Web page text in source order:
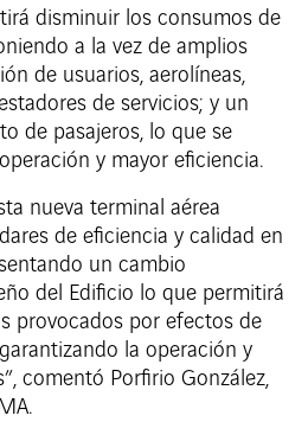
disminuir los consumos de
a la vez de amplios
de usuarios, aerolíneas,
de servicios; y un
de pasajeros, lo que se
y mayor eficiencia.
nueva terminal aérea
de eficiencia y calidad en
un cambio
del Edificio lo que permitirá
provocados por efectos de
la operación y
comentó Porfirio González,